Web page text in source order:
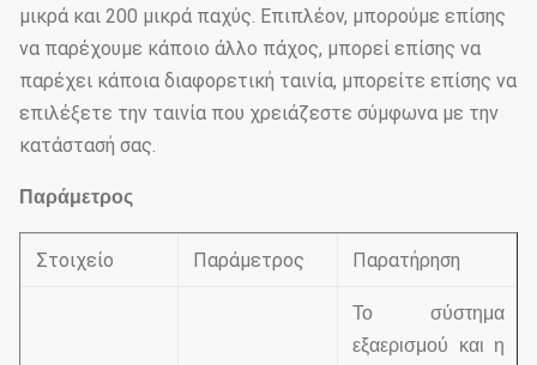
μικρά και 200 μικρά παχύς. Επιπλέον, μπορούμε επίσης
να παρέχουμε κάποιο άλλο πάχος, μπορεί επίσης να
παρέχει κάποια διαφορετική ταινία, μπορείτε επίσης να
επιλέξετε την ταινία που χρειάζεστε σύμφωνα με την
κατάστασή σας.
Παράμετρος
Στοιχείο Παράμετρος Παρατήρηση
Το σύστημα
εξαερισμού και η